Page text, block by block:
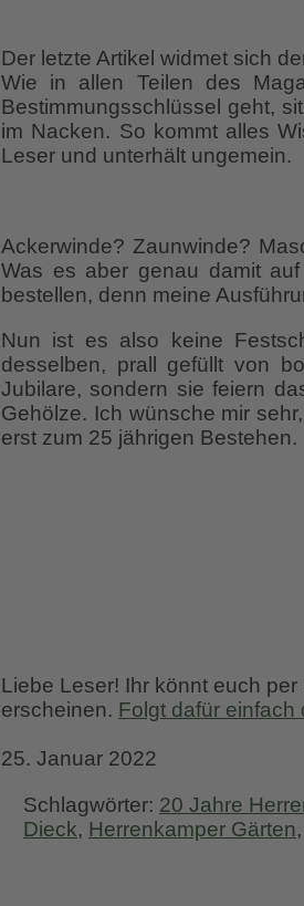
Der letzte Artikel widmet sich
Wie in allen Teilen des
Bestimmungsschlüssel geht,
im Nacken. So kommt alles
Leser und unterhält ungemein.
Ackerwinde? Zaunwinde?
Was es aber genau damit
bestellen, denn meine
Nun ist es also keine
desselben, prall gefüllt von
Jubilare, sondern sie feiern
Gehölze. Ich wünsche mir
erst zum 25 jährigen Bestehen.
Liebe Leser! Ihr könnt euch
erscheinen. Folgt dafür einfach
25. Januar 2022
Schlagwörter: 20 Jahre
Dieck, Herrenkamper Gärten,